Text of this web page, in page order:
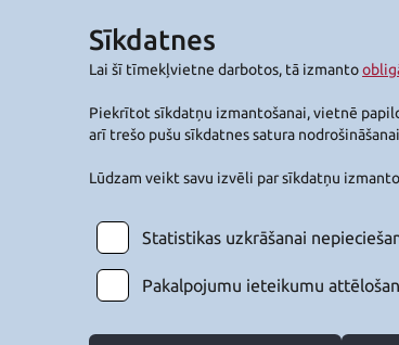
Sīkdatnes
Lai šī tīmekļvietne darbotos, tā izmanto
Piekrītot sīkdatņu izmantošanai, vietnē
arī trešo pušu sīkdatnes satura
Lūdzam veikt savu izvēli par sīkdatņu
Statistikas uzkrāšanai
Pakalpojumu ieteikumu